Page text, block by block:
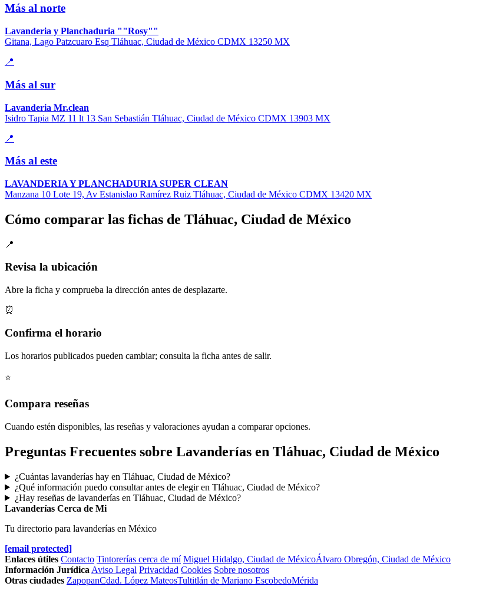
Más al norte
Lavanderia y Planchaduria ""Rosy""
Gitana, Lago Patzcuaro Esq Tláhuac, Ciudad de México CDMX 13250 MX
📍
Más al sur
Lavanderia Mr.clean
Isidro Tapia MZ 11 lt 13 San Sebastián Tláhuac, Ciudad de México CDMX 13903 MX
📍
Más al este
LAVANDERIA Y PLANCHADURIA SUPER CLEAN
Manzana 10 Lote 19, Av Estanislao Ramírez Ruiz Tláhuac, Ciudad de México CDMX 13420 MX
Cómo comparar las fichas de Tláhuac, Ciudad de México
📍
Revisa la ubicación
Abre la ficha y comprueba la dirección antes de desplazarte.
⏰
Confirma el horario
Los horarios publicados pueden cambiar; consulta la ficha antes de salir.
⭐
Compara reseñas
Cuando estén disponibles, las reseñas y valoraciones ayudan a comparar opciones.
Preguntas Frecuentes sobre Lavanderías en Tláhuac, Ciudad de México
¿Cuántas lavanderías hay en Tláhuac, Ciudad de México?
¿Qué información puedo consultar antes de elegir en Tláhuac, Ciudad de México?
¿Hay reseñas de lavanderías en Tláhuac, Ciudad de México?
Lavanderías Cerca de Mi
Tu directorio para lavanderías en México
[email protected]
Enlaces útiles Contacto Tintorerías cerca de mí Miguel Hidalgo, Ciudad de MéxicoÁlvaro Obregón, Ciudad de México
Información Jurídica Aviso Legal Privacidad Cookies Sobre nosotros
Otras ciudades ZapopanCdad. López MateosTultitlán de Mariano EscobedoMérida